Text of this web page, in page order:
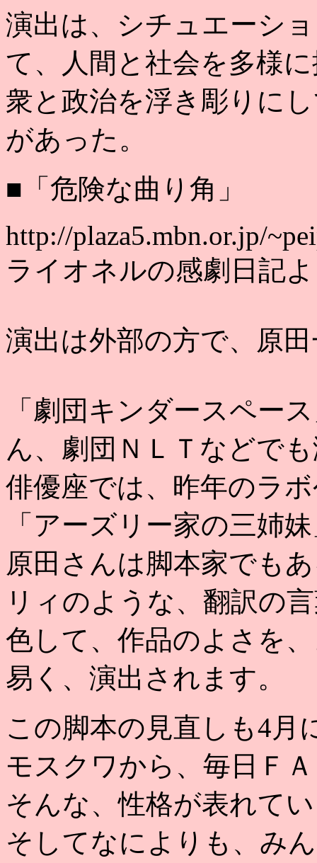
演出は、シチュエーシ
て、人間と社会を多様
衆と政治を浮き彫りに
があった。
■「危険な曲り角」
http://plaza5.mbn.or.jp/
ライオネルの感劇日記
演出は外部の方で、原
「劇団キンダースペー
ん、劇団ＮＬＴなどで
俳優座では、昨年のラ
「アーズリー家の三姉
原田さんは脚本家でも
リィのような、翻訳の
色して、作品のよさを
易く、演出されます。
この脚本の見直しも4月
モスクワから、毎日Ｆ
そんな、性格が表れて
そしてなによりも、み